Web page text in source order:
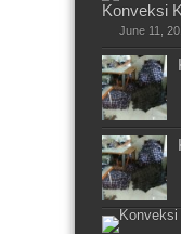
Konveksi
June 11,